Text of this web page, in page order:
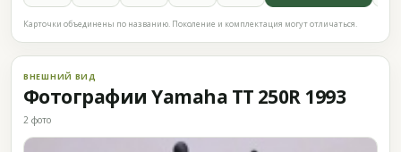
Карточки объединены по названию. Поколение и комплектация могут отличаться.
ВНЕШНИЙ ВИД
Фотографии Yamaha TT 250R 1993
2 фото